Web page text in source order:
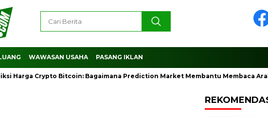
WAWASAN USAHA PASANG IKLAN
Crypto Bitcoin: Bagaimana Prediction Market Membantu Membaca Arah